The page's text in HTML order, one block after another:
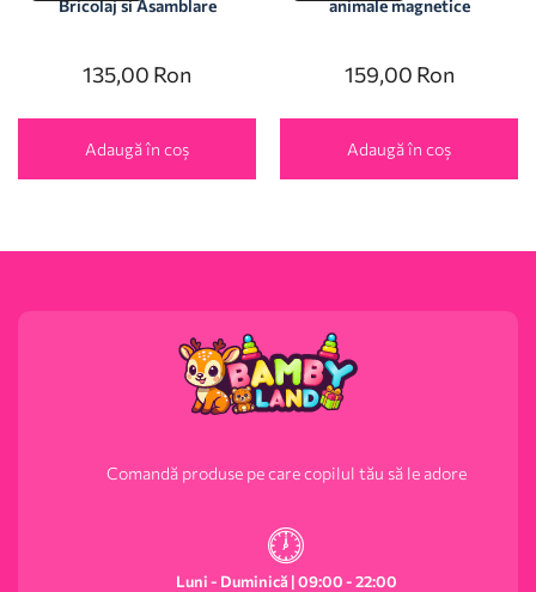
Bricolaj si Asamblare
135,00 Ron
Adaugă în coș
animale magnetice
159,00 Ron
Adaugă în coș
Comandă produse pe care copilul tău să le adore
Luni - Duminică | 09:00 - 22:00